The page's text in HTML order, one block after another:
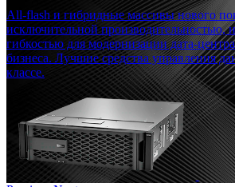
All-flash и гибридные массивы нового
исключительной производительностью,
гибкостью для модернизации дата-
бизнеса. Лучшие средства управления
классе.